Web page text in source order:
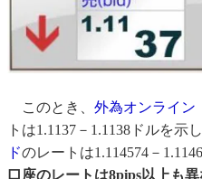
このとき、 外為オンライン
トは1.1137－1.1138ドルを示
ドのレートは1.114574－
口座のレートは8pips以上も